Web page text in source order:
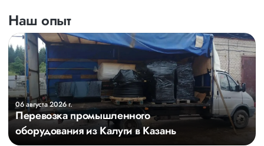
Наш опыт
06 августа 2026 г.
Перевозка промышленного
оборудования из Калуги в Казань